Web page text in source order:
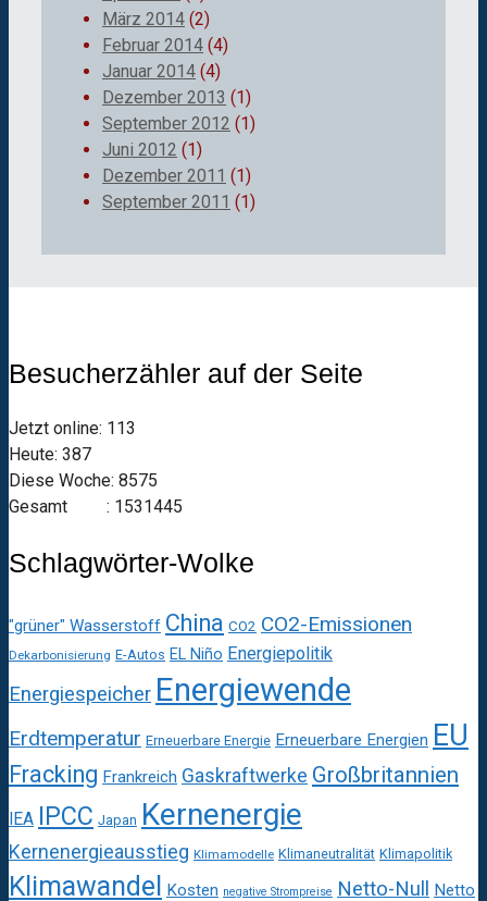
März 2014 (2)
Februar 2014 (4)
Januar 2014 (4)
Dezember 2013 (1)
September 2012 (1)
Juni 2012 (1)
Dezember 2011 (1)
September 2011 (1)
Besucherzähler auf der Seite
Jetzt online: 113
Heute: 387
Diese Woche: 8575
Gesamt : 1531445
Schlagwörter-Wolke
"grüner" Wasserstoff China CO2 CO2-Emissionen
Dekarbonisierung E-Autos EL Niño Energiepolitik
Energiespeicher Energiewende
Erdtemperatur Erneuerbare Energie Erneuerbare Energien EU
Fracking Frankreich Gaskraftwerke Großbritannien
IEA IPCC Japan Kernenergie
Kernenergieausstieg Klimamodelle Klimaneutralität Klimapolitik
Klimawandel Kosten negative Strompreise Netto-Null Netto